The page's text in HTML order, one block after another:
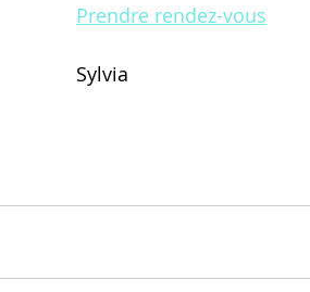
Prendre rendez-vous
Sylvia